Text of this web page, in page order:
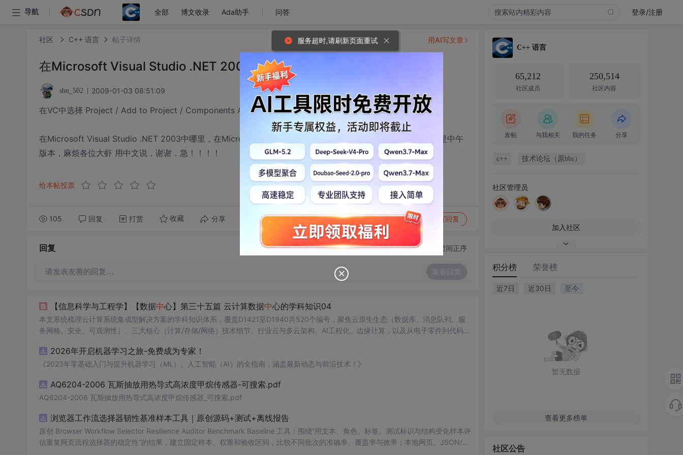
导航 全部 博文收录 Ada助手 问答 登录/注册
社区 C++ 语言 帖子详情
在Microsoft Visual Studio .NET 2003中怎么装TChart！！！！
sbn_502 2009-01-03 08:51:09
在VC中选择 Project / Add to Project / Components And Controls/下选择Registered ActiveX Controls，
在Microsoft Visual Studio .NET 2003中哪里，在Microsoft Visual Studio .NET 2003怎么添加TChart。我的是中午
版本，麻烦各位大虾 用中文说，谢谢，急！！！！
给本帖投票
105 回复 打赏 收藏 分享 转发到动态 举报 写回复
用AI写文章
回复 切换为时间正序
请发表友善的回复… 发表回复
【信息科学与工程学】【数据中心】第三十五篇 云计算数据中心的学科知识04
本文系统梳理云计算系统集成型解决方案的学科知识体系，覆盖D1421至D1940共520个编号，聚焦云原生生态（数据库、消息队列、服
务网格、安全、可观测性）、三大核心（计算/存储/网络）技术细节、行业云与多云架构、AI工程化、边缘计算，以及从电子零件到代码的
撑。2026年开启机器学习之旅-免费成为专家！
《2023年零基础入门与提升机器学习（ML）、人工智能（AI）的全指南，涵盖最新动态与前沿技术！》
AQ6204-2006 瓦斯抽放用热导式高浓度甲烷传感器-可搜索.pdf
AQ6204-2006 瓦斯抽放用热导式高浓度甲烷传感器_可搜索.pdf
浏览器工作流选择器韧性基准样本工具｜原创源码+测试+离线报告
原创 Browser Workflow Selector Resilience Auditor Benchmark Baseline 工具：围绕“用文本、角色、标签、测试标识与结构变化样本评
估重复网页流程选择器的稳定性”的结果，建立固定样本、权重和验收区间，比较不同批次的准确率、覆盖率与效率；本地网页、JSON/H
C++ 语言
65,212
社区成员
250,514
社区内容
发帖 与我相关 我的任务 分享
c++ 技术论坛（原bbs）
社区管理员
加入社区
积分榜 荣誉榜
近7日 近30日 至今
暂无数据
查看更多榜单
社区公告
服务超时,请刷新页面重试